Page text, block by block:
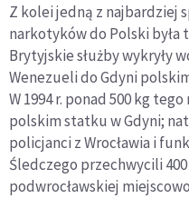
Z kolei jedną z najbardziej
narkotyków do Polski była
Brytyjskie służby wykryły
Wenezueli do Gdyni
W 1994 r. ponad 500 kg
polskim statku w Gdyni;
policjanci z Wrocławia i
Śledczego przechwycili
podwrocławskiej